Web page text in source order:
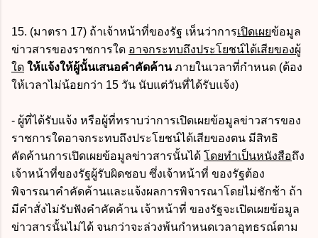
15. (มาตรา 17) ถ้าเจ้าหน้าที่ของรัฐ เห็นว่าการเปิดเผยข้อมูล
ข่าวสารของราชการใด อาจกระทบถึงประโยชน์ได้เสียของผู้
ใด ให้แจ้งให้ผู้นั้นเสนอคำคัดค้านภายในเวลาที่กำหนด (ต้อง
ให้เวลาไม่น้อยกว่า 15 วัน นับแต่วันที่ได้รับแจ้ง)
- ผู้ที่ได้รับแจ้ง หรือผู้ที่ทราบว่าการเปิดเผยข้อมูลข่าวสารของ
ราชการใดอาจกระทบถึงประโยชน์ได้เสียของตน มีสิทธิ
คัดค้านการเปิดเผยข้อมูลข่าวสารนั้นได้ โดยทำเป็นหนังสือถึง
เจ้าหน้าที่ของรัฐผู้รับผิดชอบ ซึ่งเจ้าหน้าที่ ของรัฐต้อง
พิจารณาคำคัดค้านและแจ้งผลการพิจารณาโดยไม่ชักช้า ถ้า
มีคำสั่งไม่รับฟังคำคัดค้าน เจ้าหน้าที่ ของรัฐจะเปิดเผยข้อมูล
ข่าวสารนั้นไม่ได้ จนกว่าจะล่วงพ้นกำหนดเวลาอุทธรณ์ตาม